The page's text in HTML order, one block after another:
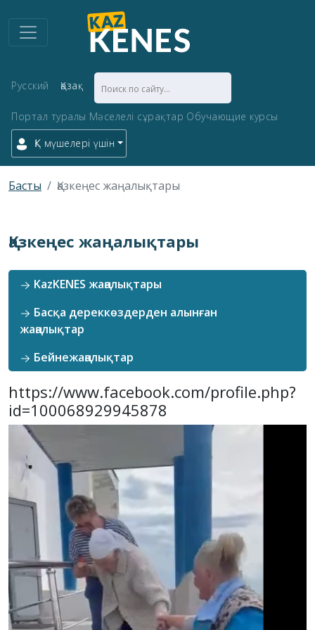
Русский Қазақ
Портал туралы Мәселелі сұрақтар Обучающие курсы
ҚК мүшелері үшін
Басты Қазкеңес жаңалықтары
Қазкеңес жаңалықтары
KazKENES жаңалықтары
Басқа дереккөздерден алынған
жаңалықтар
Бейнежаңалықтар
https://www.facebook.com/profile.php?
id=100068929945878